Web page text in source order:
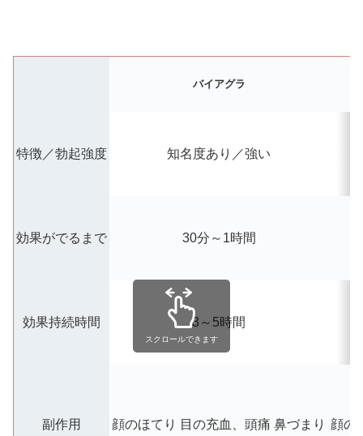
バイアグラ
特徴／勃起強度 知名度あり／強い
効果がでるまで 30分～1時間
効果持続時間 3～5時間
副作用 顔のほてり 目の充血、頭痛 鼻づまり 顔の
スクロールできます